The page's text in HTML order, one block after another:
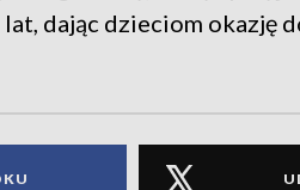
dając dzieciom okazję